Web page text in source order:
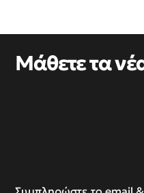
Μάθετε τα